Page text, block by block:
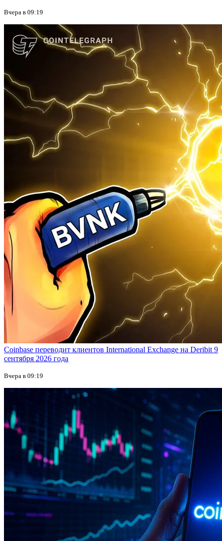
Вчера в 09:19
Coinbase переводит клиентов International Exchange на Deribit 9
сентября 2026 года
Вчера в 09:19